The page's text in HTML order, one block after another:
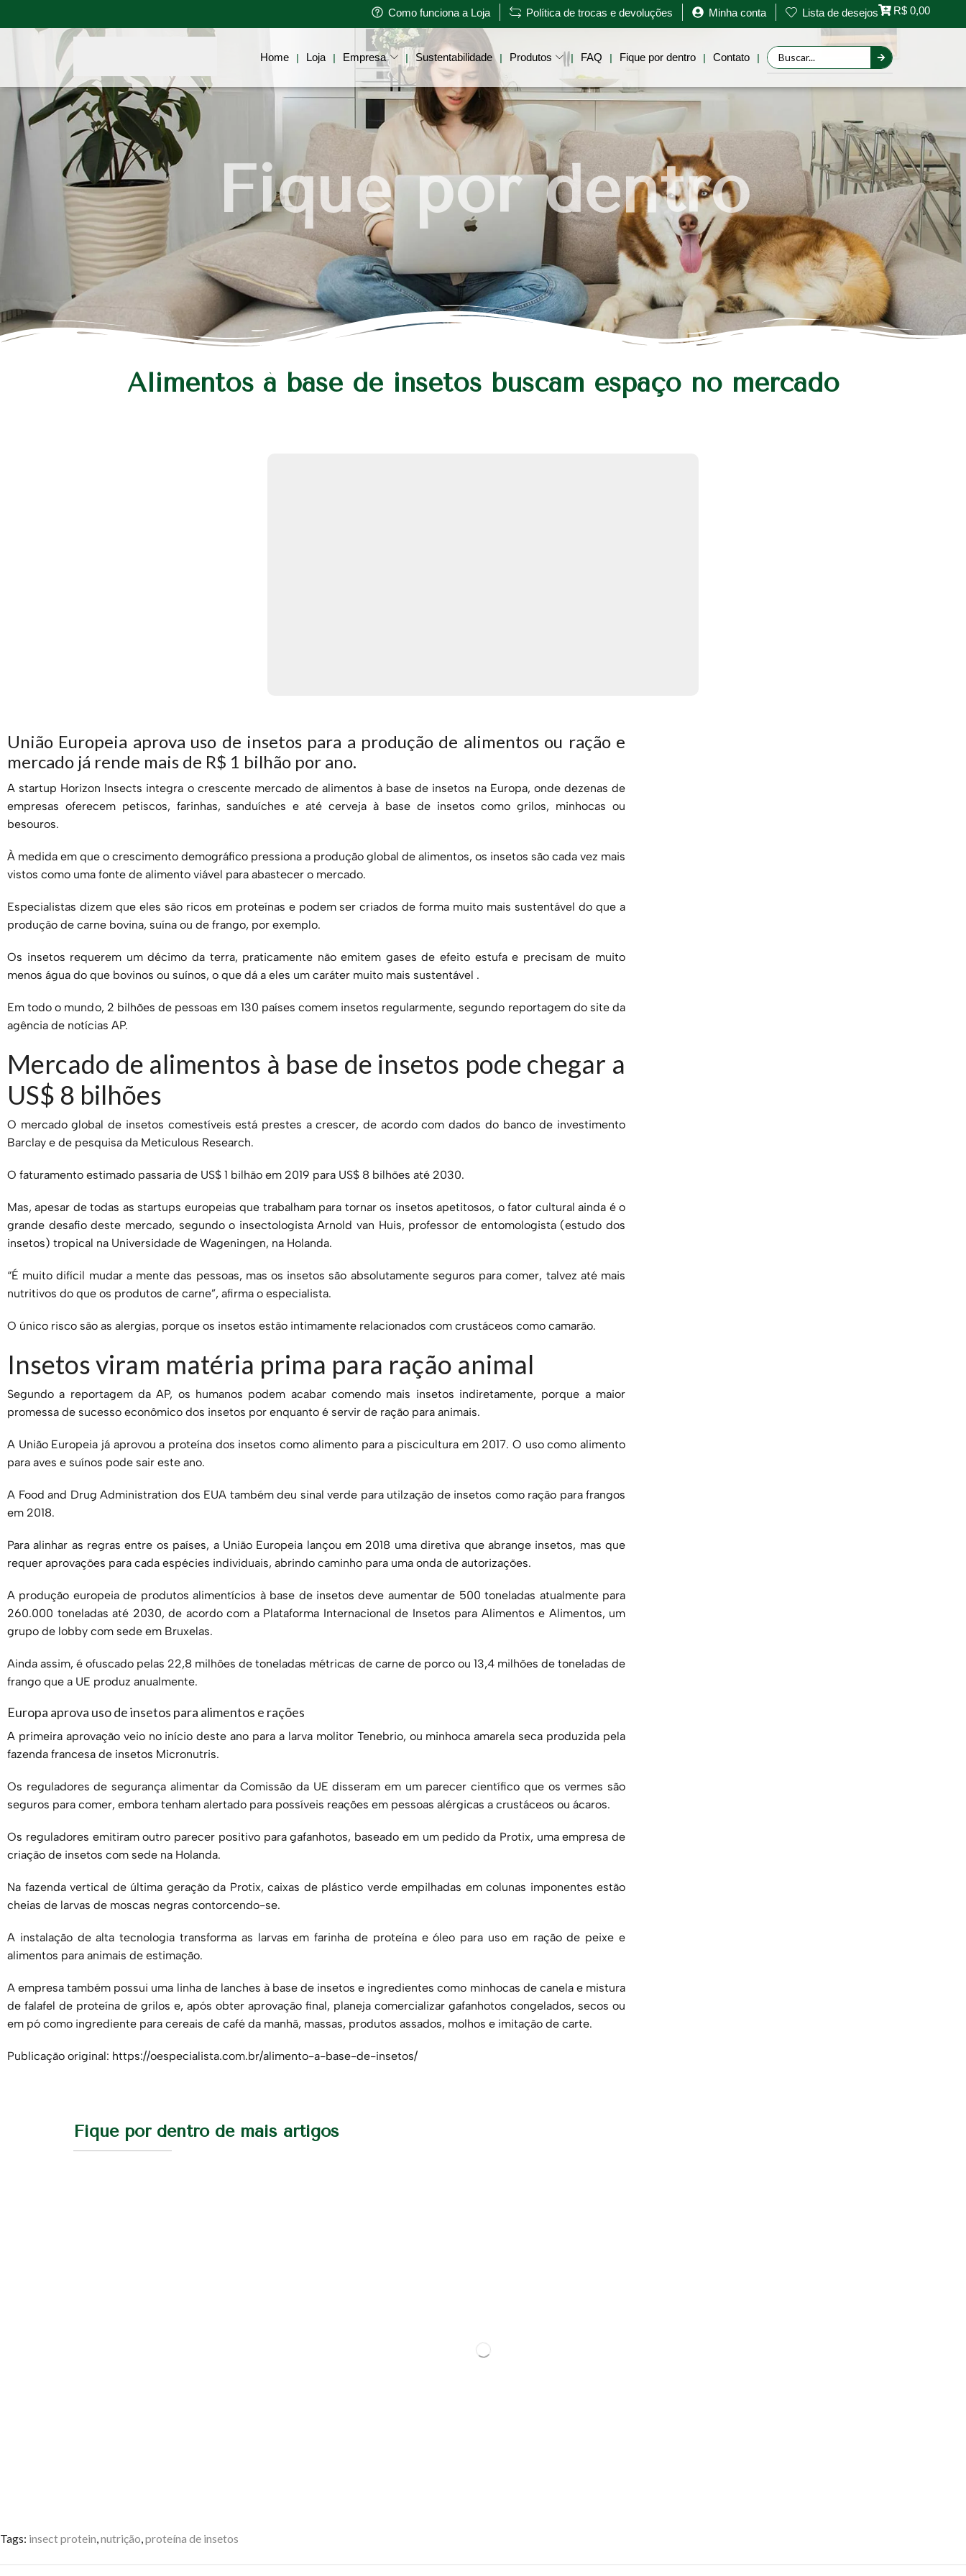
Como funciona a Loja Política de trocas e devoluções Minha conta Lista de desejos R$ 0,00
Home | Loja | Empresa | Sustentabilidade | Produtos | FAQ | Fique por dentro | Contato |
Retornar a página anterior
Fique por dentro
Alimentos à base de insetos buscam espaço no mercado
União Europeia aprova uso de insetos para a produção de alimentos ou ração e
mercado já rende mais de R$ 1 bilhão por ano.
A startup Horizon Insects integra o crescente mercado de alimentos à base de insetos na Europa, onde dezenas de
empresas oferecem petiscos, farinhas, sanduíches e até cerveja à base de insetos como grilos, minhocas ou
besouros.
À medida em que o crescimento demográfico pressiona a produção global de alimentos, os insetos são cada vez mais
vistos como uma fonte de alimento viável para abastecer o mercado.
Especialistas dizem que eles são ricos em proteínas e podem ser criados de forma muito mais sustentável do que a
produção de carne bovina, suína ou de frango, por exemplo.
Os insetos requerem um décimo da terra, praticamente não emitem gases de efeito estufa e precisam de muito
menos água do que bovinos ou suínos, o que dá a eles um caráter muito mais sustentável .
Em todo o mundo, 2 bilhões de pessoas em 130 países comem insetos regularmente, segundo reportagem do site da
agência de notícias AP.
Mercado de alimentos à base de insetos pode chegar a
US$ 8 bilhões
O mercado global de insetos comestíveis está prestes a crescer, de acordo com dados do banco de investimento
Barclay e de pesquisa da Meticulous Research.
O faturamento estimado passaria de US$ 1 bilhão em 2019 para US$ 8 bilhões até 2030.
Mas, apesar de todas as startups europeias que trabalham para tornar os insetos apetitosos, o fator cultural ainda é o
grande desafio deste mercado, segundo o insectologista Arnold van Huis, professor de entomologista (estudo dos
insetos) tropical na Universidade de Wageningen, na Holanda.
“É muito difícil mudar a mente das pessoas, mas os insetos são absolutamente seguros para comer, talvez até mais
nutritivos do que os produtos de carne”, afirma o especialista.
O único risco são as alergias, porque os insetos estão intimamente relacionados com crustáceos como camarão.
Insetos viram matéria prima para ração animal
Segundo a reportagem da AP, os humanos podem acabar comendo mais insetos indiretamente, porque a maior
promessa de sucesso econômico dos insetos por enquanto é servir de ração para animais.
A União Europeia já aprovou a proteína dos insetos como alimento para a piscicultura em 2017. O uso como alimento
para aves e suínos pode sair este ano.
A Food and Drug Administration dos EUA também deu sinal verde para utilzação de insetos como ração para frangos
em 2018.
Para alinhar as regras entre os países, a União Europeia lançou em 2018 uma diretiva que abrange insetos, mas que
requer aprovações para cada espécies individuais, abrindo caminho para uma onda de autorizações.
A produção europeia de produtos alimentícios à base de insetos deve aumentar de 500 toneladas atualmente para
260.000 toneladas até 2030, de acordo com a Plataforma Internacional de Insetos para Alimentos e Alimentos, um
grupo de lobby com sede em Bruxelas.
Ainda assim, é ofuscado pelas 22,8 milhões de toneladas métricas de carne de porco ou 13,4 milhões de toneladas de
frango que a UE produz anualmente.
Europa aprova uso de insetos para alimentos e rações
A primeira aprovação veio no início deste ano para a larva molitor Tenebrio, ou minhoca amarela seca produzida pela
fazenda francesa de insetos Micronutris.
Os reguladores de segurança alimentar da Comissão da UE disseram em um parecer científico que os vermes são
seguros para comer, embora tenham alertado para possíveis reações em pessoas alérgicas a crustáceos ou ácaros.
Os reguladores emitiram outro parecer positivo para gafanhotos, baseado em um pedido da Protix, uma empresa de
criação de insetos com sede na Holanda.
Na fazenda vertical de última geração da Protix, caixas de plástico verde empilhadas em colunas imponentes estão
cheias de larvas de moscas negras contorcendo-se.
A instalação de alta tecnologia transforma as larvas em farinha de proteína e óleo para uso em ração de peixe e
alimentos para animais de estimação.
A empresa também possui uma linha de lanches à base de insetos e ingredientes como minhocas de canela e mistura
de falafel de proteína de grilos e, após obter aprovação final, planeja comercializar gafanhotos congelados, secos ou
em pó como ingrediente para cereais de café da manhã, massas, produtos assados, molhos e imitação de carte.
Publicação original: https://oespecialista.com.br/alimento-a-base-de-insetos/
Fique por dentro de mais artigos
Tags: insect protein,nutrição,proteína de insetos